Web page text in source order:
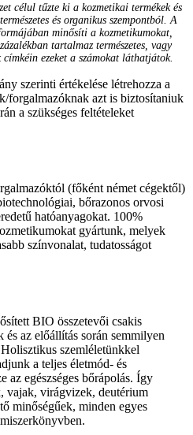
célul tűzte ki a kozmetikai termékek és
és organikus szempontból. A
minősíti a kozmetikumokat,
tartalmaz természetes, vagy
címkéin ezeket a számokat láthatjátok.
szerinti értékelése létrehozza a
forgalmazóknak azt is biztosítaniuk
a szükséges feltételeket
(főként német cégektől)
bőrazonos orvosi
hatóanyagokat. 100%
gyártunk, melyek
színvonalat, tudatosságot
BIO összetevői csakis
az előállítás során semmilyen
szemléletünkkel
a teljes életmód- és
az egészséges bőrápolás. Így
vajak, virágvizek, deutérium
minőségűek, minden egyes